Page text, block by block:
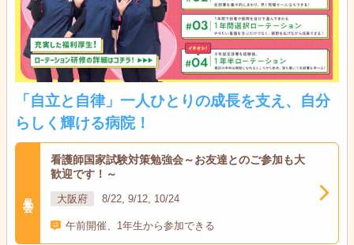
「自立と自律」一人ひとりの成長を支え、自分
らしく輝ける病院！
看護師国家試験対策勉強会～お友達とのご参加も大
歓迎です！～
大阪府 8/22, 9/12, 10/24
午前開催、1年生から参加できる